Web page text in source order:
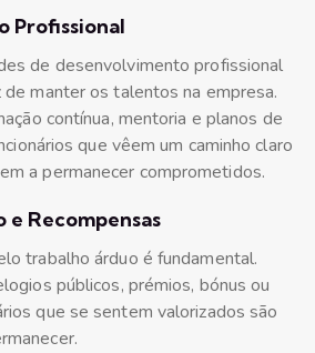
Profissional
de desenvolvimento profissional
de manter os talentos na empresa.
contínua, mentoria e planos de
que vêem um caminho claro
a permanecer comprometidos.
Recompensas
trabalho árduo é fundamental.
públicos, prémios, bónus ou
que se sentem valorizados são